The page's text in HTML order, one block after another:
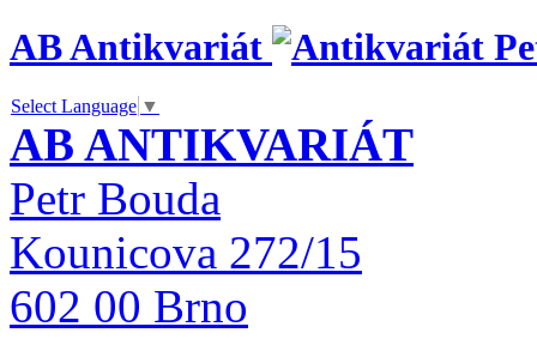
AB Antikvariát
Select Language ▼
AB ANTIKVARIÁT
Petr Bouda
Kounicova 272/15
602 00 Brno